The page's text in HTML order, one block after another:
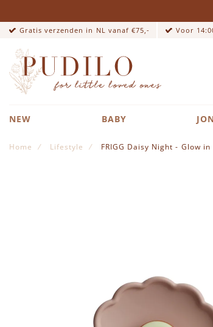
Gratis verzenden in NL vanaf €75,- Voor
NEW BABY
Home Lifestyle FRIGG Daisy Night - Glow